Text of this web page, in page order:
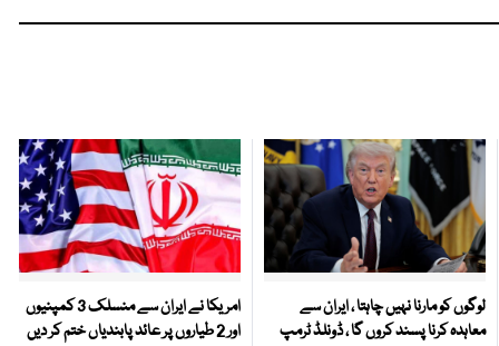
لوگوں کو مارنا نہیں چاہتا ، ایران سے
معاہدہ کرنا پسند کروں گا ، ڈونلڈ ٹرمپ
امریکا نے ایران سے منسلک 3 کمپنیوں
اور 2 طیاروں پر عائد پابندیاں ختم کر دیں